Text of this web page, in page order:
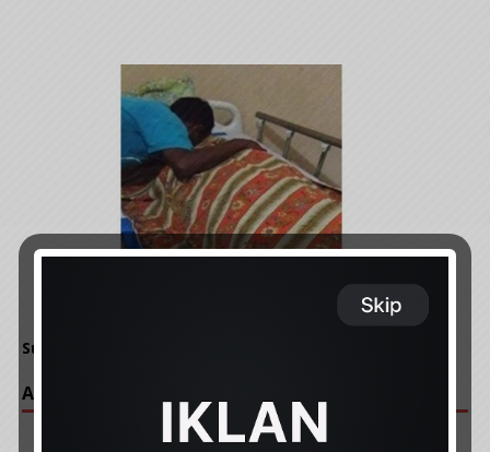
Sumber : liputanislami
ARTIKAL POPULAR :